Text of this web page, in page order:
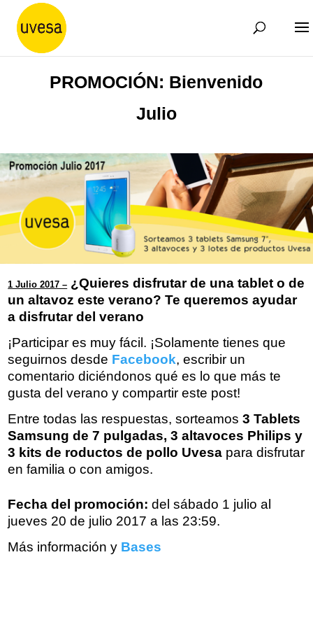
PROMOCIÓN: Bienvenido
Julio
1 Julio 2017 – ¿Quieres disfrutar de una tablet o de
un altavoz este verano? Te queremos ayudar
a disfrutar del verano
¡Participar es muy fácil. ¡Solamente tienes que
seguirnos desde Facebook, escribir un
comentario diciéndonos qué es lo que más te
gusta del verano y compartir este post!
Entre todas las respuestas, sorteamos3 Tablets
Samsung de 7 pulgadas, 3 altavoces Philips y
3 kits de roductos de pollo Uvesa para disfrutar
en familia o con amigos.
Fecha del promoción: del sábado 1 julio al
jueves 20 de julio 2017 a las 23:59.
Más información y Bases